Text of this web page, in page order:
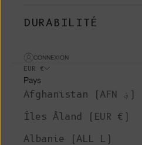
DURABILITÉ
CONNEXION
EUR €
Pays
Afghanistan (AFN ؋)
Îles Åland (EUR €)
Albanie (ALL L)